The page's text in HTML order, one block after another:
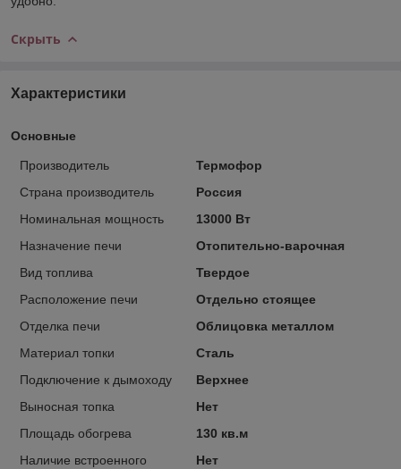
Скрыть
Характеристики
Основные
Производитель
Термофор
Страна производитель
Россия
Номинальная мощность
13000 Вт
Назначение печи
Отопительно-варочная
Вид топлива
Твердое
Расположение печи
Отдельно стоящее
Отделка печи
Облицовка металлом
Материал топки
Сталь
Подключение к дымоходу
Верхнее
Выносная топка
Нет
Площадь обогрева
130 кв.м
Наличие встроенного
Нет